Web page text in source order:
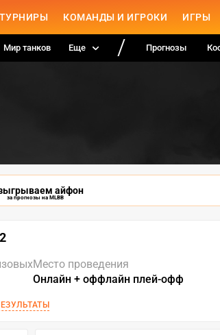
ТУРНИРЫ КОМАНДЫ И ИГРОКИ ИГРЫ
Мир танков Еще Прогнозы
айфон
за прогнозы на MLBB
Место проведения
Онлайн + оффлайн плей-офф